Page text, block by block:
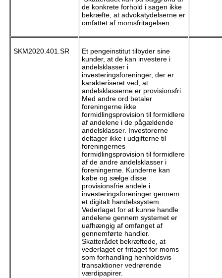
de konkrete forhold i sagen ikke
bekræfte, at advokatydelserne er
omfattet af momsfritagelsen.
SKM2020.401.SR
Et pengeinstitut tilbyder sine
kunder, at de kan investere i
andelsklasser i
investeringsforeninger, der er
karakteriseret ved, at
andelsklasserne er provisionsfri.
Med andre ord betaler
foreningerne ikke
formidlingsprovision til formidlere
af andelene i de pågældende
andelsklasser. Investorerne
deltager ikke i udgifterne til
foreningernes
formidlingsprovision til formidlere
af de andre andelsklasser i
foreningerne. Kunderne kan
købe og sælge disse
provisionsfrie andele i
investeringsforeninger gennem
et digitalt handelssystem.
Vederlaget for at kunne handle
andelene gennem systemet er
uafhængig af omfanget af
gennemførte handler.
Skatterådet bekræftede, at
vederlaget er fritaget for moms
som forhandling henholdsvis
transaktioner vedrørende
værdipapirer.